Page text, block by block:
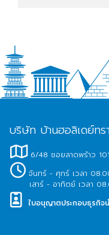
บริษัท บ้านฮอลิเดย์ทร
6/48 ซอยลาดพร้าว
จันทร์ - ศุกร์ เวลา
เสาร์ - อาทิตย์ เวลา
ใบอนุญาตประกอบธุรกิจ